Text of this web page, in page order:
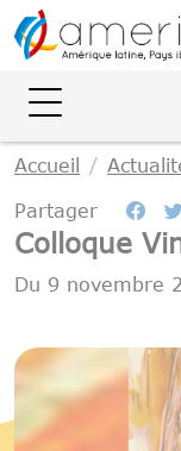
Accueil
Partager
Colloque
Du 9 novembre
Gestion des cookies